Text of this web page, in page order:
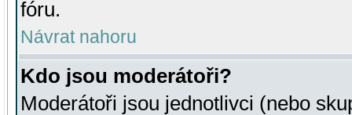
fóru.
Návrat nahoru
Kdo jsou moderátoři?
Moderátoři jsou jednotlivci (nebo